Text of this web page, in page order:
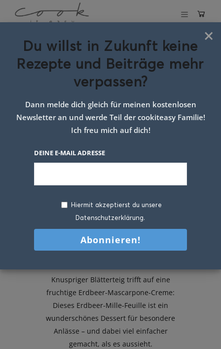
Schlagwort:
erdbeer dessert
rezept
Knuspriger Blätterteig trifft auf eine
fruchtige Erdbeer-Mascarpone-Creme:
Dieses Erdbeer-Mille-Feuille ist ein
wunderschönes Dessert für besondere
Anlässe – und dabei viel einfacher
gemacht, als es aussieht.
×
Du willst in Zukunft keine
Rezepte und Beiträge mehr
verpassen?
Dann melde dich gleich für meinen kostenlosen
Newsletter an und werde Teil der cookiteasy Familie!
Ich freu mich auf dich!
DEINE E-MAIL ADRESSE
Hiermit akzeptierst du unsere
Datenschutzerklärung.